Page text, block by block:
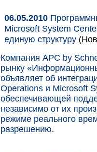
06.05.2010
Microsoft System
единую структуру
Компания APC by
рынку
объявляет об
Operations и Microsoft
обеспечивающей
независимо от их
режиме реального
разрешению.